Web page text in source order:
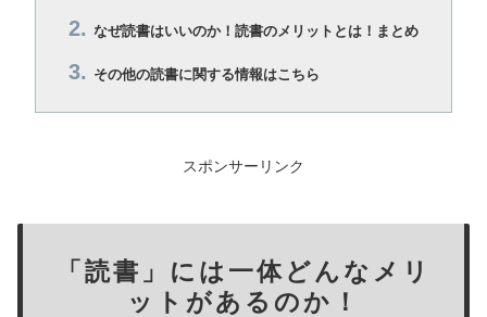
なぜ読書はいいのか！読書のメリットとは！まとめ
その他の読書に関する情報はこちら
スポンサーリンク
「読書」には一体どんなメリ
ットがあるのか！